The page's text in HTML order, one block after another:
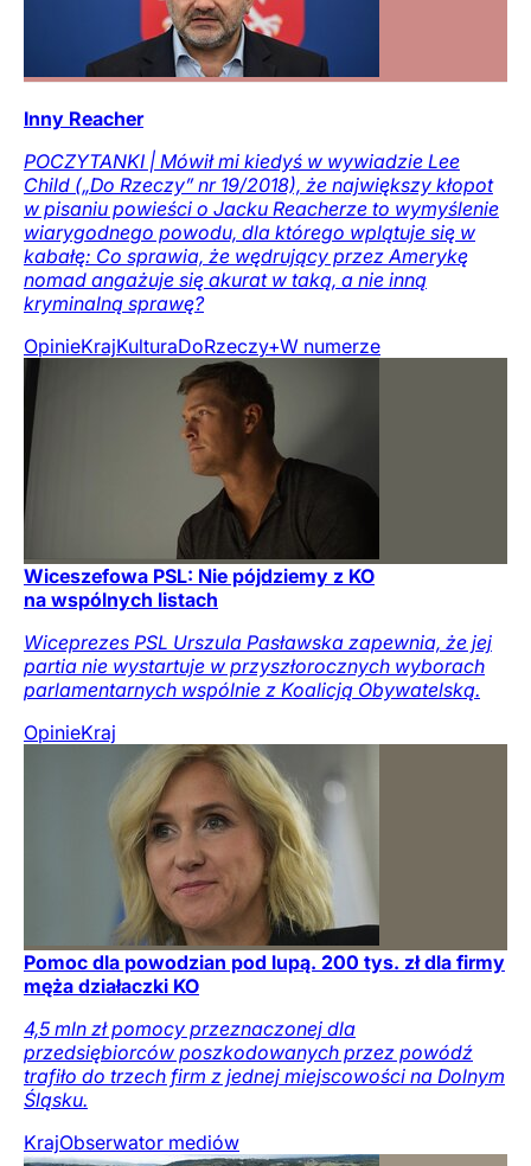
Inny Reacher
POCZYTANKI | Mówił mi kiedyś w wywiadzie Lee
Child („Do Rzeczy” nr 19/2018), że największy kłopot
w pisaniu powieści o Jacku Reacherze to wymyślenie
wiarygodnego powodu, dla którego wplątuje się w
kabałę: Co sprawia, że wędrujący przez Amerykę
nomad angażuje się akurat w taką, a nie inną
kryminalną sprawę?
OpinieKrajKulturaDoRzeczy+W numerze
Wiceszefowa PSL: Nie pójdziemy z KO
na wspólnych listach
Wiceprezes PSL Urszula Pasławska zapewnia, że jej
partia nie wystartuje w przyszłorocznych wyborach
parlamentarnych wspólnie z Koalicją Obywatelską.
OpinieKraj
Pomoc dla powodzian pod lupą. 200 tys. zł dla firmy
męża działaczki KO
4,5 mln zł pomocy przeznaczonej dla
przedsiębiorców poszkodowanych przez powódź
trafiło do trzech firm z jednej miejscowości na Dolnym
Śląsku.
KrajObserwator mediów